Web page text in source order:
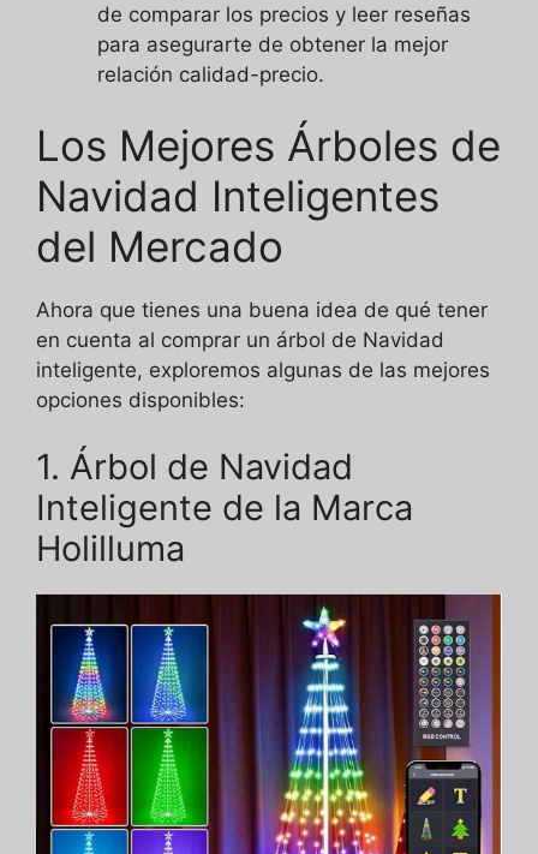
de comparar los precios y leer reseñas
para asegurarte de obtener la mejor
relación calidad-precio.
Los Mejores Árboles de
Navidad Inteligentes
del Mercado
Ahora que tienes una buena idea de qué tener
en cuenta al comprar un árbol de Navidad
inteligente, exploremos algunas de las mejores
opciones disponibles:
1. Árbol de Navidad
Inteligente de la Marca
Holilluma